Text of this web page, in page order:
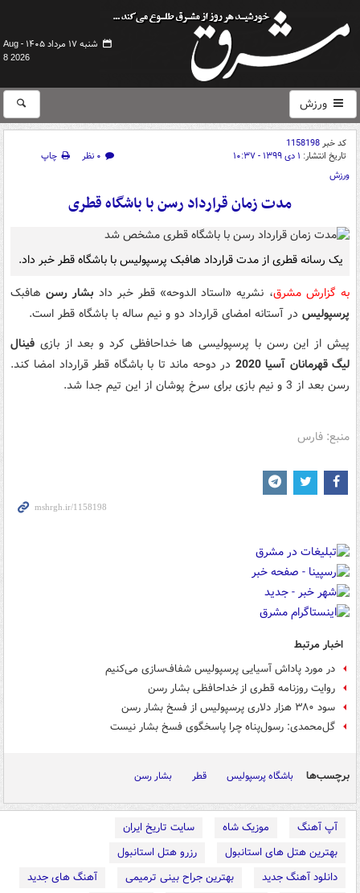
شنبه ۱۷ مرداد ۱۴۰۵ -
Aug
8 2026
ورزش
کد خبر1158198
تاریخ انتشار: ۱ دی ۱۳۹۹ - ۱۰:۳۷ ۰ نظر
چاپ
ورزش
مدت زمان قرارداد رسن با باشگاه قطری
یک رسانه قطری از مدت قرارداد هافبک پرسپولیس با باشگاه قطر خبر داد.
به گزارش مشرق، نشریه «استاد الدوحه» قطر خبر داد بشار رسنهافبک
پرسپولیس در آستانه امضای قرارداد دو و نیم ساله با باشگاه قطر است.
پیش از این رسن با پرسپولیسی ها خداحافظی کرد و بعد از بازی فینال
لیگ قهرمانان آسیا 2020
در دوحه ماند تا با باشگاه قطر قرارداد امضا کند.
رسن بعد از 3 و نیم بازی برای سرخ پوشان از این تیم جدا شد.
منبع: فارس
اخبار مرتبط
در مورد پاداش آسیایی پرسپولیس شفاف‌سازی می‌کنیم
روایت روزنامه قطری از خداحافظی بشار رسن
سود ۳۸۰ هزار دلاری پرسپولیس از فسخ بشار رسن
گل‌محمدی: رسول‌پناه چرا پاسخگوی فسخ بشار نیست
برچسب‌ها باشگاه پرسپولیس قطر بشار رسن
آپ آهنگ موزیک شاه
سایت تاریخ ایران
بهترین هتل های استانبول
رزرو هتل استانبول
دانلود آهنگ جدید
بهترین جراح بینی ترمیمی
آهنگ های جدید